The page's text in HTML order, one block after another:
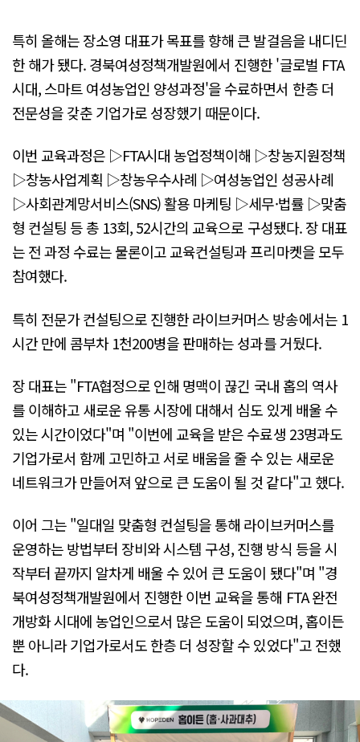
특히 올해는 장소영 대표가 목표를 향해 큰 발걸음을 내디딘
한 해가 됐다. 경북여성정책개발원에서 진행한 '글로벌 FTA
시대, 스마트 여성농업인 양성과정'을 수료하면서 한층 더
전문성을 갖춘 기업가로 성장했기 때문이다.
이번 교육과정은 ▷FTA시대 농업정책이해 ▷창농지원정책
▷창농사업계획 ▷창농우수사례 ▷여성농업인 성공사례
▷사회관계망서비스(SNS) 활용 마케팅 ▷세무·법률 ▷맞춤
형 컨설팅 등 총 13회, 52시간의 교육으로 구성됐다. 장 대표
는 전 과정 수료는 물론이고 교육컨설팅과 프리마켓을 모두
참여했다.
특히 전문가 컨설팅으로 진행한 라이브커머스 방송에서는 1
시간 만에 콤부차 1천200병을 판매하는 성과를 거뒀다.
장 대표는 "FTA협정으로 인해 명맥이 끊긴 국내 홉의 역사
를 이해하고 새로운 유통 시장에 대해서 심도 있게 배울 수
있는 시간이었다"며 "이번에 교육을 받은 수료생 23명과도
기업가로서 함께 고민하고 서로 배움을 줄 수 있는 새로운
네트워크가 만들어져 앞으로 큰 도움이 될 것 같다"고 했다.
이어 그는 "일대일 맞춤형 컨설팅을 통해 라이브커머스를
운영하는 방법부터 장비와 시스템 구성, 진행 방식 등을 시
작부터 끝까지 알차게 배울 수 있어 큰 도움이 됐다"며 "경
북여성정책개발원에서 진행한 이번 교육을 통해 FTA 완전
개방화 시대에 농업인으로서 많은 도움이 되었으며, 홉이든
뿐 아니라 기업가로서도 한층 더 성장할 수 있었다"고 전했
다.